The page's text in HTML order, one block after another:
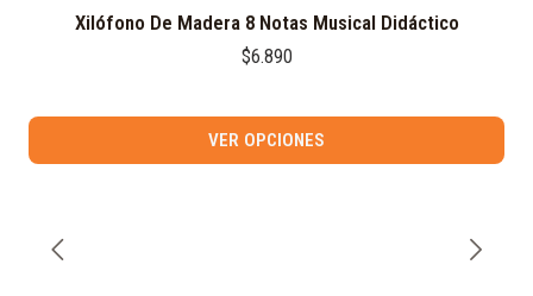
Xilófono De Madera 8 Notas Musical Didáctico
$6.890
VER OPCIONES